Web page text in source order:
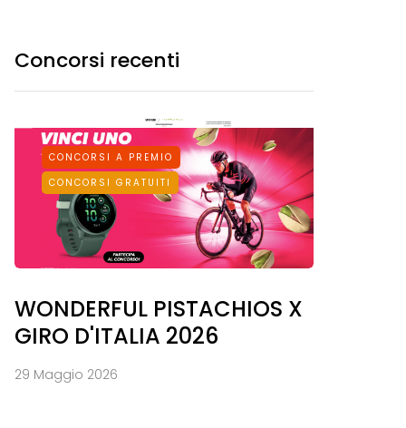
Concorsi recenti
CONCORSI A PREMIO
CONCORSI GRATUITI
WONDERFUL PISTACHIOS X
GIRO D'ITALIA 2026
29 Maggio 2026